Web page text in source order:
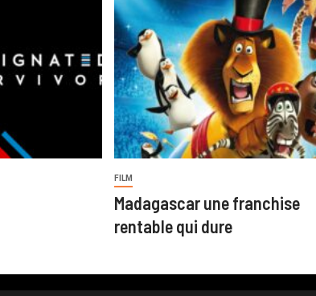
FILM
Madagascar une franchise
rentable qui dure